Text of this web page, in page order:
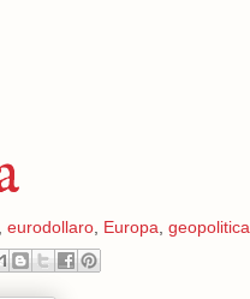
eurodollaro, Europa geopolitica